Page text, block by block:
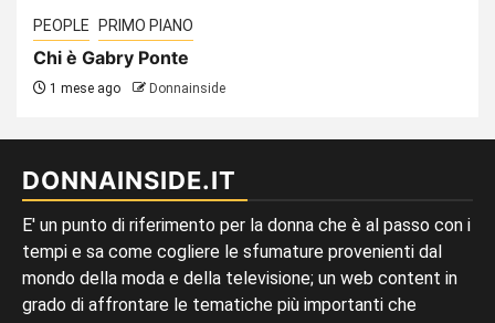
PEOPLE PRIMO PIANO
Chi è Gabry Ponte
1 mese ago Donnainside
DONNAINSIDE.IT
E' un punto di riferimento per la donna che è al passo con i
tempi e sa come cogliere le sfumature provenienti dal
mondo della moda e della televisione; un web content in
grado di affrontare le tematiche più importanti che